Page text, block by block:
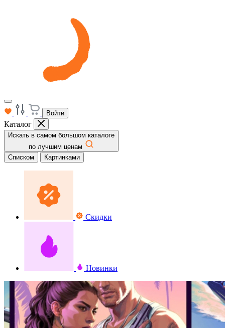
Войти
Каталог
Искать в самом большом каталоге
по лучшим ценам
Списком
Картинками
Скидки
Новинки